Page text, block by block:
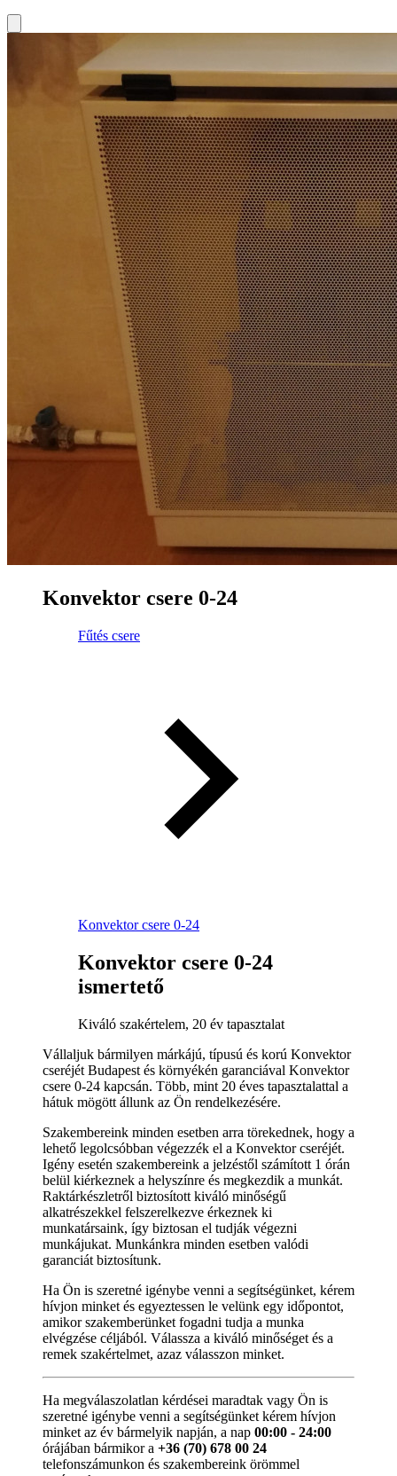
Konvektor csere 0-24
Fűtés csere
Konvektor csere 0-24
Konvektor csere 0-24
ismertető
Kiváló szakértelem, 20 év tapasztalat
Vállaljuk bármilyen márkájú, típusú és korú Konvektor
cseréjét Budapest és környékén garanciával Konvektor
csere 0-24 kapcsán. Több, mint 20 éves tapasztalattal a
hátuk mögött állunk az Ön rendelkezésére.
Szakembereink minden esetben arra törekednek, hogy a
lehető legolcsóbban végezzék el a Konvektor cseréjét.
Igény esetén szakembereink a jelzéstől számított 1 órán
belül kiérkeznek a helyszínre és megkezdik a munkát.
Raktárkészletről biztosított kiváló minőségű
alkatrészekkel felszerelkezve érkeznek ki
munkatársaink, így biztosan el tudják végezni
munkájukat. Munkánkra minden esetben valódi
garanciát biztosítunk.
Ha Ön is szeretné igénybe venni a segítségünket, kérem
hívjon minket és egyeztessen le velünk egy időpontot,
amikor szakemberünket fogadni tudja a munka
elvégzése céljából. Válassza a kiváló minőséget és a
remek szakértelmet, azaz válasszon minket.
Ha megválaszolatlan kérdései maradtak vagy Ön is
szeretné igénybe venni a segítségünket kérem hívjon
minket az év bármelyik napján, a nap 00:00 - 24:00
órájában bármikor a +36 (70) 678 00 24
telefonszámunkon és szakembereink örömmel